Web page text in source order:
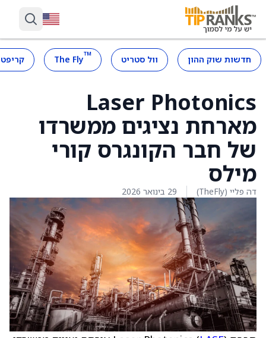
חדשות שוק ההון וול סטריט ™
The Fly
Laser Photonics
מארחת נציגים ממשרדו
של חבר הקונגרס קורי
מילס
דה פליי (TheFly) 29 בינואר 2026